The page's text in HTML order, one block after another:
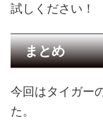
試しください！
まとめ
今回はタイガー
た。